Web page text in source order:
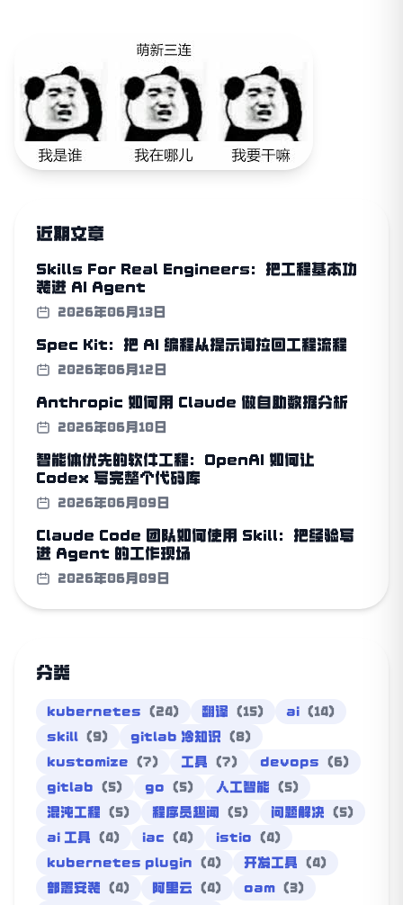
近期文章
Skills For Real Engineers：把工程基本功
装进 AI Agent
2026年06月13日
Spec Kit：把 AI 编程从提示词拉回工程流程
2026年06月12日
Anthropic 如何用 Claude 做自助数据分析
2026年06月10日
智能体优先的软件工程：OpenAI 如何让
Codex 写完整个代码库
2026年06月09日
Claude Code 团队如何使用 Skill：把经验写
进 Agent 的工作现场
2026年06月09日
分类
kubernetes (24) 翻译 (15) ai
(14)
skill
(9) gitlab 冷知识
(8)
kustomize
(7) 工具 (7) devops
(6)
gitlab
(5) go (5) 人工智能
(5)
混沌工程
(5) 程序员趣闻 (5) 问题解决
(5)
ai 工具
(4) iac (4) istio
(4)
kubernetes plugin
(4) 开发工具
(4)
部署安装
(4) 阿里云 (4) oam
(3)